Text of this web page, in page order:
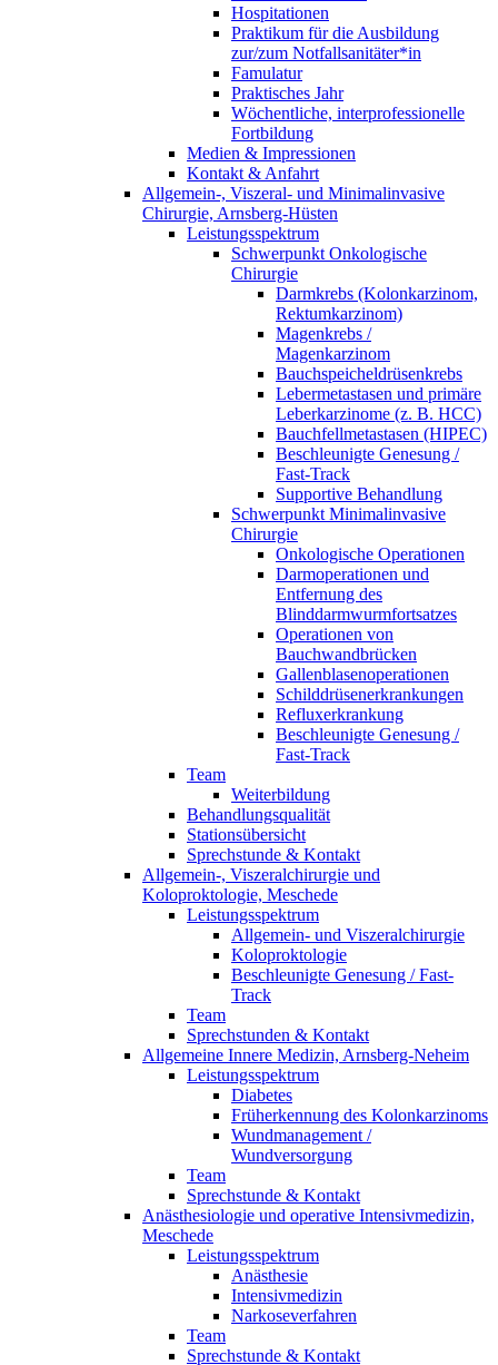
Hospitationen
Praktikum für die Ausbildung
zur/zum Notfallsanitäter*in
Famulatur
Praktisches Jahr
Wöchentliche, interprofessionelle
Fortbildung
Medien & Impressionen
Kontakt & Anfahrt
Allgemein-, Viszeral- und Minimalinvasive
Chirurgie, Arnsberg-Hüsten
Leistungsspektrum
Schwerpunkt Onkologische
Chirurgie
Darmkrebs (Kolonkarzinom,
Rektumkarzinom)
Magenkrebs /
Magenkarzinom
Bauchspeicheldrüsenkrebs
Lebermetastasen und primäre
Leberkarzinome (z. B. HCC)
Bauchfellmetastasen (HIPEC)
Beschleunigte Genesung /
Fast-Track
Supportive Behandlung
Schwerpunkt Minimalinvasive
Chirurgie
Onkologische Operationen
Darmoperationen und
Entfernung des
Blinddarmwurmfortsatzes
Operationen von
Bauchwandbrücken
Gallenblasenoperationen
Schilddrüsenerkrankungen
Refluxerkrankung
Beschleunigte Genesung /
Fast-Track
Team
Weiterbildung
Behandlungsqualität
Stationsübersicht
Sprechstunde & Kontakt
Allgemein-, Viszeralchirurgie und
Koloproktologie, Meschede
Leistungsspektrum
Allgemein- und Viszeralchirurgie
Koloproktologie
Beschleunigte Genesung / Fast-
Track
Team
Sprechstunden & Kontakt
Allgemeine Innere Medizin, Arnsberg-Neheim
Leistungsspektrum
Diabetes
Früherkennung des Kolonkarzinoms
Wundmanagement /
Wundversorgung
Team
Sprechstunde & Kontakt
Anästhesiologie und operative Intensivmedizin,
Meschede
Leistungsspektrum
Anästhesie
Intensivmedizin
Narkoseverfahren
Team
Sprechstunde & Kontakt